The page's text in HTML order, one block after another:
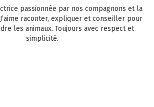
passionnée par nos compagnons et la
raconter, expliquer et conseiller pour
les animaux. Toujours avec respect et
simplicité.